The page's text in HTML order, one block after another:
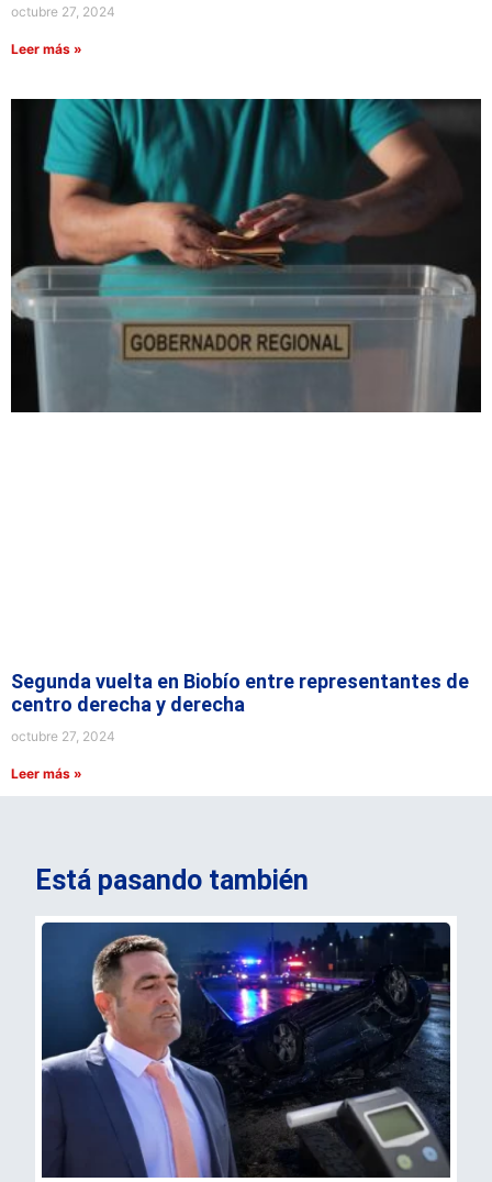
octubre 27, 2024
Leer más »
Segunda vuelta en Biobío entre representantes de
centro derecha y derecha
octubre 27, 2024
Leer más »
Está pasando también